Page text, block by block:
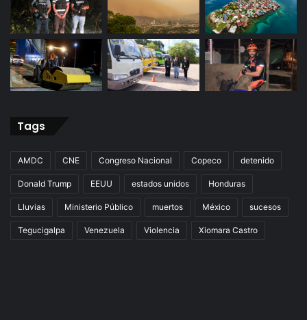
Tags
AMDC CNE Congreso Nacional Copeco detenido
Donald Trump EEUU estados unidos Honduras
Lluvias Ministerio Público muertos México sucesos
Tegucigalpa Venezuela Violencia Xiomara Castro